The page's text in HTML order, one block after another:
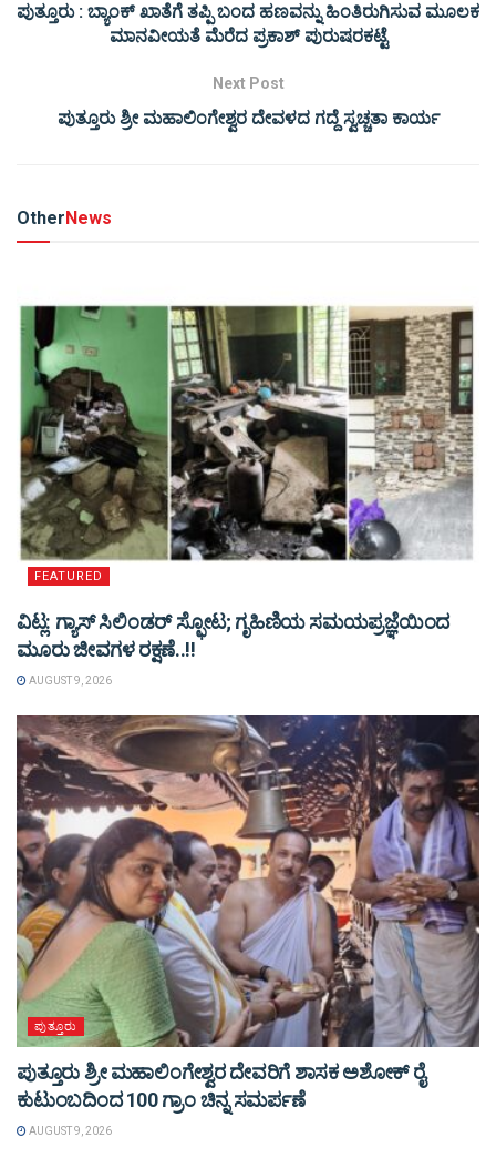
ಪುತ್ತೂರು : ಬ್ಯಾಂಕ್ ಖಾತೆಗೆ ತಪ್ಪಿ ಬಂದ ಹಣವನ್ನು ಹಿಂತಿರುಗಿಸುವ ಮೂಲಕ
ಮಾನವೀಯತೆ ಮೆರೆದ ಪ್ರಕಾಶ್ ಪುರುಷರಕಟ್ಟೆ
Next Post
ಪುತ್ತೂರು ಶ್ರೀ ಮಹಾಲಿಂಗೇಶ್ವರ ದೇವಳದ ಗದ್ದೆ ಸ್ವಚ್ಚತಾ ಕಾರ್ಯ
Other News
FEATURED
ವಿಟ್ಲ: ಗ್ಯಾಸ್ ಸಿಲಿಂಡರ್ ಸ್ಫೋಟ; ಗೃಹಿಣಿಯ ಸಮಯಪ್ರಜ್ಞೆಯಿಂದ
ಮೂರು ಜೀವಗಳ ರಕ್ಷಣೆ..!!
AUGUST 9, 2026
ಪುತ್ತೂರು
ಪುತ್ತೂರು ಶ್ರೀ ಮಹಾಲಿಂಗೇಶ್ವರ ದೇವರಿಗೆ ಶಾಸಕ ಅಶೋಕ್ ರೈ
ಕುಟುಂಬದಿಂದ 100 ಗ್ರಾಂ ಚಿನ್ನ ಸಮರ್ಪಣೆ
AUGUST 9, 2026